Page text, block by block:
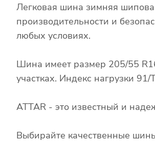
Легковая шина зимняя
производительности и
любых условиях.
Шина имеет размер 205/55
участках. Индекс нагрузки
ATTAR - это известный и
Выбирайте качественные